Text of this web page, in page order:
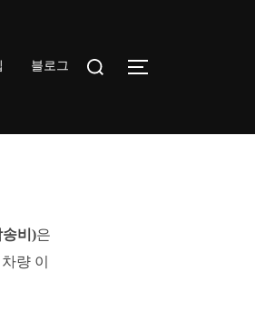
블로그
Search
TOGGLE
비)은
량 이